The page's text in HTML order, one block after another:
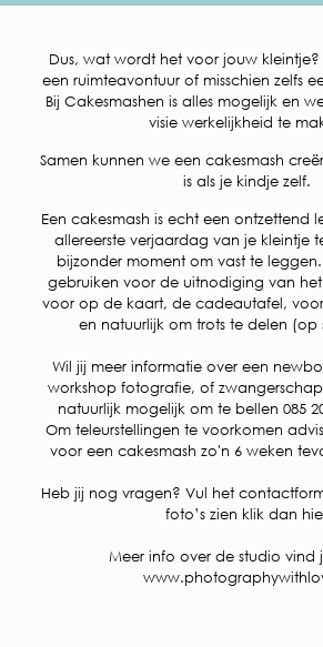
Dus, wat wordt het voor jouw kleintje?
een ruimteavontuur of misschien zelfs
Bij Cakesmashen is alles mogelijk en
visie werkelijkheid te
Samen kunnen we een cakesmash
is als je kindje zelf.
Een cakesmash is echt een ontzettend
allereerste verjaardag van je kleintje
bijzonder moment om vast te
gebruiken voor de uitnodiging van het
voor op de kaart, de cadeautafel,
en natuurlijk om trots te delen (op
Wil jij meer informatie over een
workshop fotografie, of
natuurlijk mogelijk om te bellen 085
Om teleurstellingen te voorkomen
voor een cakesmash zo'n 6 weken
Heb jij nog vragen? Vul het
foto’s zien klik dan
Meer info over de studio vind